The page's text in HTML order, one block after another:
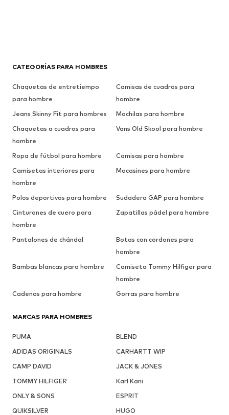
CATEGORÍAS PARA HOMBRES
Chaquetas de entretiempo
para hombre
Camisas de cuadros para
hombre
Jeans Skinny Fit para hombres
Mochilas para hombre
Chaquetas a cuadros para
hombre
Vans Old Skool para hombre
Ropa de fútbol para hombre
Camisas para hombre
Camisetas interiores para
hombre
Mocasines para hombre
Polos deportivos para hombre
Sudadera GAP para hombre
Cinturones de cuero para
hombre
Zapatillas pádel para hombre
Pantalones de chándal
Botas con cordones para
hombre
Bambas blancas para hombre
Camiseta Tommy Hilfiger para
hombre
Cadenas para hombre
Gorras para hombre
MARCAS PARA HOMBRES
PUMA
BLEND
ADIDAS ORIGINALS
CARHARTT WIP
CAMP DAVID
JACK & JONES
TOMMY HILFIGER
Karl Kani
ONLY & SONS
ESPRIT
QUIKSILVER
HUGO